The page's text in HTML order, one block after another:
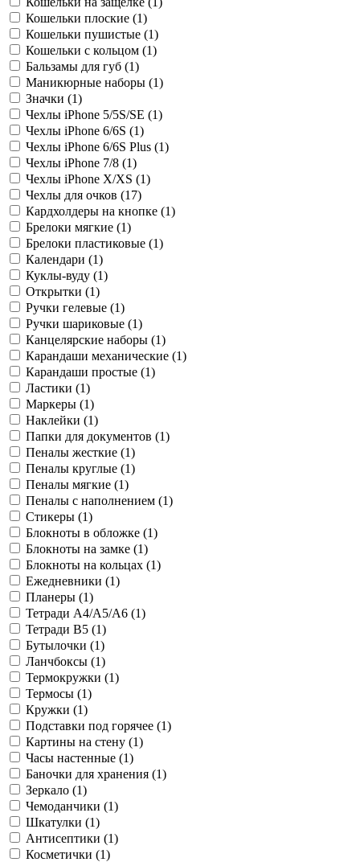
Кошельки плоские (1)
Кошельки пушистые (1)
Кошельки с кольцом (1)
Бальзамы для губ (1)
Маникюрные наборы (1)
Значки (1)
Чехлы iPhone 5/5S/SE (1)
Чехлы iPhone 6/6S (1)
Чехлы iPhone 6/6S Plus (1)
Чехлы iPhone 7/8 (1)
Чехлы iPhone X/XS (1)
Чехлы для очков (17)
Кардхолдеры на кнопке (1)
Брелоки мягкие (1)
Брелоки пластиковые (1)
Календари (1)
Куклы-вуду (1)
Открытки (1)
Ручки гелевые (1)
Ручки шариковые (1)
Канцелярские наборы (1)
Карандаши механические (1)
Карандаши простые (1)
Ластики (1)
Маркеры (1)
Наклейки (1)
Папки для документов (1)
Пеналы жесткие (1)
Пеналы круглые (1)
Пеналы мягкие (1)
Пеналы с наполнением (1)
Стикеры (1)
Блокноты в обложке (1)
Блокноты на замке (1)
Блокноты на кольцах (1)
Ежедневники (1)
Планеры (1)
Тетради A4/A5/A6 (1)
Тетради B5 (1)
Бутылочки (1)
Ланчбоксы (1)
Термокружки (1)
Термосы (1)
Кружки (1)
Подставки под горячее (1)
Картины на стену (1)
Часы настенные (1)
Баночки для хранения (1)
Зеркало (1)
Чемоданчики (1)
Шкатулки (1)
Антисептики (1)
Косметички (1)